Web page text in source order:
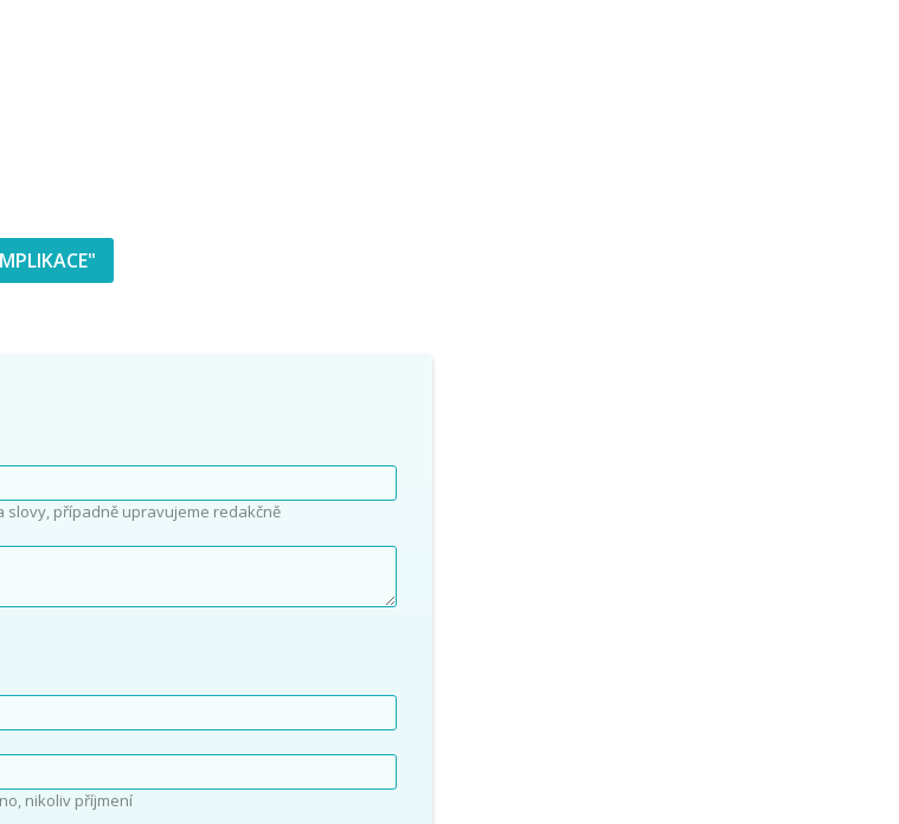
slovy, případně upravujeme redakčně
nikoliv příjmení